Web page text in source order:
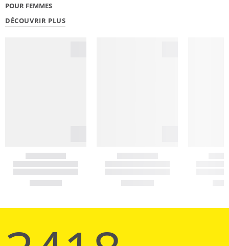
POUR FEMMES
DÉCOUVRIR PLUS